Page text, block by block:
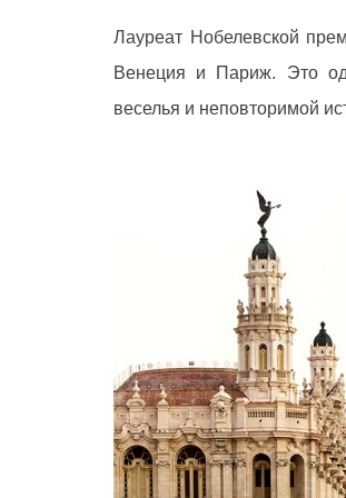
Лауреат Нобелевской
Венеция и Париж. Это
веселья и неповторимой